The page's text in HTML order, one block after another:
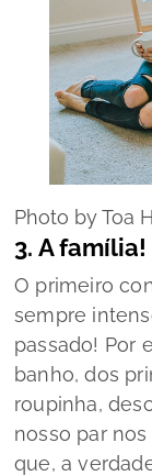
Photo by Toa
3. A família!
O primeiro
sempre
passado! Por
banho, dos
roupinha,
nosso par
que, a